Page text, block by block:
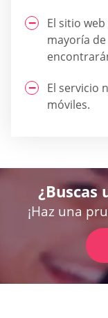
El sitio
mayoría
El servicio
móviles.
¿Buscas
¡Haz una